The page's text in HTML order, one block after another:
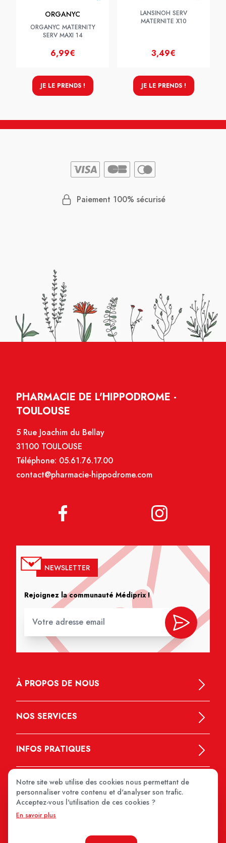
ORGANYC
ORGANYC MATERNITY
SERV MAXI 14
6,99€
JE LE PRENDS !
LANSINOH SERV
MATERNITE X10
3,49€
JE LE PRENDS !
Paiement 100% sécurisé
PHARMACIE DE L'HIPPODROME -
TOULOUSE
5 Rue Joachim du Bellay
31100 TOULOUSE
Téléphone: 05.61.76.17.00
contact@pharmacie-hippodrome.com
NEWSLETTER
Rejoignez la communauté Médiprix !
À PROPOS DE NOUS
NOS SERVICES
INFOS PRATIQUES
Notre site web utilise des cookies nous permettant de
personnaliser votre contenu et d'analyser son trafic.
Acceptez-vous l'utilisation de ces cookies ?
En savoir plus